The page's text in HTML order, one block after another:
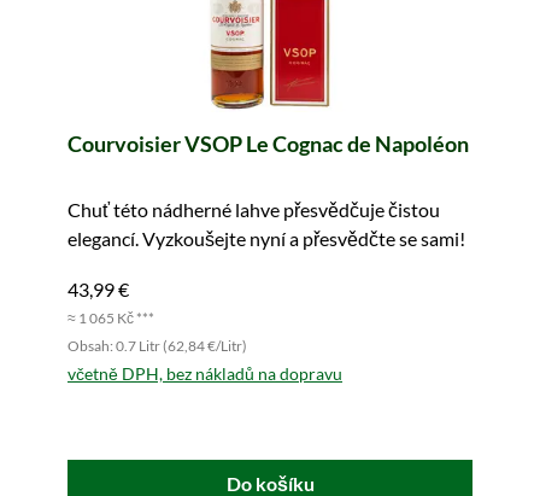
Courvoisier VSOP Le Cognac de Napoléon
Chuť této nádherné lahve přesvědčuje čistou
elegancí. Vyzkoušejte nyní a přesvědčte se sami!
43,99 €
≈ 1 065 Kč ***
Obsah: 0.7 Litr (62,84 €/Litr)
včetně DPH, bez nákladů na dopravu
Do košíku